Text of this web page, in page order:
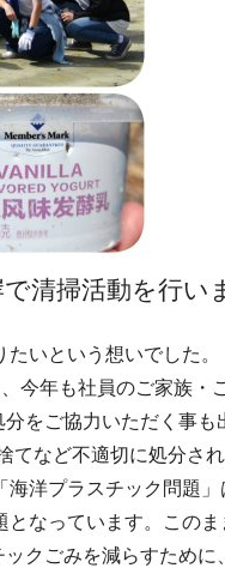
清掃活動を行い
いという想いでした
今年も社員のご家族・
をご協力いただく事も
てなど不適切に処分さ
洋プラスチック問題
なっています。この
クごみを減らすために